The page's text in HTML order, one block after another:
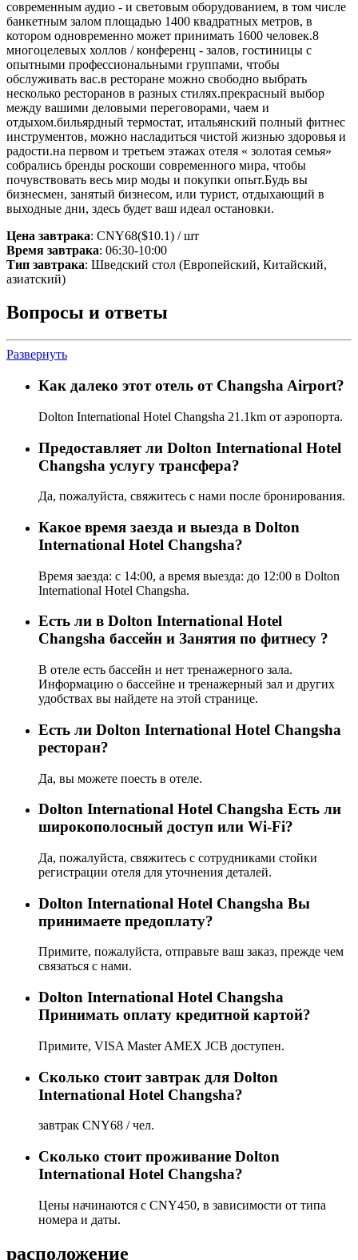
современным аудио - и световым оборудованием, в том числе
банкетным залом площадью 1400 квадратных метров, в
котором одновременно может принимать 1600 человек.8
многоцелевых холлов / конференц - залов, гостиницы с
опытными профессиональными группами, чтобы
обслуживать вас.в ресторане можно свободно выбрать
несколько ресторанов в разных стилях.прекрасный выбор
между вашими деловыми переговорами, чаем и
отдыхом.бильярдный термостат, итальянский полный фитнес
инструментов, можно насладиться чистой жизнью здоровья и
радости.на первом и третьем этажах отеля « золотая семья»
собрались бренды роскоши современного мира, чтобы
почувствовать весь мир моды и покупки опыт.Будь вы
бизнесмен, занятый бизнесом, или турист, отдыхающий в
выходные дни, здесь будет ваш идеал остановки.
Цена завтрака: CNY68($10.1) / шт
Время завтрака: 06:30-10:00
Тип завтрака: Шведский стол (Европейский, Китайский,
азиатский)
Вопросы и ответы
Развернуть
Как далеко этот отель от Changsha Airport?
Dolton International Hotel Changsha 21.1km от аэропорта.
Предоставляет ли Dolton International Hotel
Changsha услугу трансфера?
Да, пожалуйста, свяжитесь с нами после бронирования.
Какое время заезда и выезда в Dolton
International Hotel Changsha?
Время заезда: с 14:00, а время выезда: до 12:00 в Dolton
International Hotel Changsha.
Есть ли в Dolton International Hotel
Changsha бассейн и Занятия по фитнесу ?
В отеле есть бассейн и нет тренажерного зала.
Информацию о бассейне и тренажерный зал и других
удобствах вы найдете на этой странице.
Eсть ли Dolton International Hotel Changsha
ресторан?
Да, вы можете поесть в отеле.
Dolton International Hotel Changsha Есть ли
широкополосный доступ или Wi-Fi?
Да, пожалуйста, свяжитесь с сотрудниками стойки
регистрации отеля для уточнения деталей.
Dolton International Hotel Changsha Вы
принимаете предоплату?
Примите, пожалуйста, отправьте ваш заказ, прежде чем
связаться с нами.
Dolton International Hotel Changsha
Принимать оплату кредитной картой?
Примите, VISA Master AMEX JCB доступен.
Сколько стоит завтрак для Dolton
International Hotel Changsha?
завтрак CNY68 / чел.
Сколько стоит проживаниe Dolton
International Hotel Changsha?
Цены начинаются с CNY450, в зависимости от типа
номера и даты.
расположение